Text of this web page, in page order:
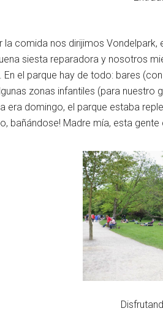
la comida nos dirijimos
siesta reparadora y nosotros
En el parque hay de todo: bares
zonas infantiles (para
era domingo, el parque estaba
bañándose! Madre mía, esta